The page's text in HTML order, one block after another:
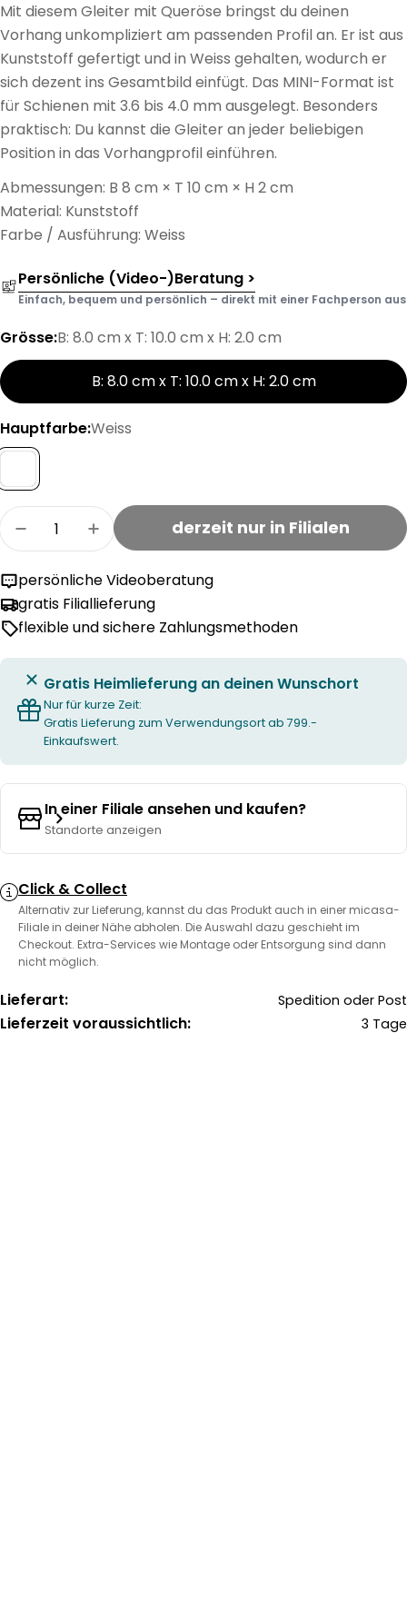
Mit diesem Gleiter mit Queröse bringst du deinen
Vorhang unkompliziert am passenden Profil an. Er ist aus
Kunststoff gefertigt und in Weiss gehalten, wodurch er
sich dezent ins Gesamtbild einfügt. Das MINI-Format ist
für Schienen mit 3.6 bis 4.0 mm ausgelegt. Besonders
praktisch: Du kannst die Gleiter an jeder beliebigen
Position in das Vorhangprofil einführen.
Abmessungen: B 8 cm × T 10 cm × H 2 cm
Material: Kunststoff
Farbe / Ausführung: Weiss
Persönliche (Video-)Beratung >
Einfach, bequem und persönlich – direkt mit einer Fachperson aus
Grösse:B: 8.0 cm x T: 10.0 cm x H: 2.0 cm
B: 8.0 cm x T: 10.0 cm x H: 2.0 cm
Hauptfarbe:Weiss
Menge
Menge für CLICK-IT MINI Gleiter mit Queröse
Menge für CLICK-IT MINI Gleiter mit
derzeit nur in Filialen
persönliche Videoberatung
gratis Filiallieferung
flexible und sichere Zahlungsmethoden
Gratis Heimlieferung an deinen Wunschort
Nur für kurze Zeit:
Gratis Lieferung zum Verwendungsort ab 799.-
Einkaufswert.
In einer Filiale ansehen und kaufen?
Standorte anzeigen
Click & Collect
Alternativ zur Lieferung, kannst du das Produkt auch in einer micasa-
Filiale in deiner Nähe abholen. Die Auswahl dazu geschieht im
Checkout. Extra-Services wie Montage oder Entsorgung sind dann
nicht möglich.
Lieferart: Spedition oder Post
Lieferzeit voraussichtlich: 3 Tage